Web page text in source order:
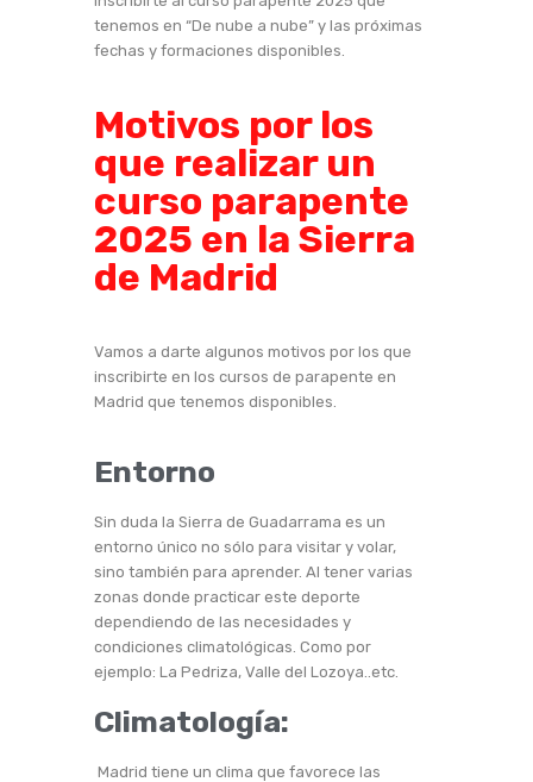
tenemos en “De nube a nube” y las próximas
fechas y formaciones disponibles.
Motivos por los
que realizar un
curso parapente
2025 en la Sierra
de Madrid
Vamos a darte algunos motivos por los que
inscribirte en los cursos de parapente en
Madrid que tenemos disponibles.
Entorno
Sin duda la Sierra de Guadarrama es un
entorno único no sólo para visitar y volar,
sino también para aprender. Al tener varias
zonas donde practicar este deporte
dependiendo de las necesidades y
condiciones climatológicas. Como por
ejemplo: La Pedriza, Valle del Lozoya..etc.
Climatología:
Madrid tiene un clima que favorece las